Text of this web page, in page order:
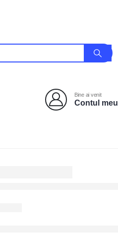
Bine ai venit
Contul meu